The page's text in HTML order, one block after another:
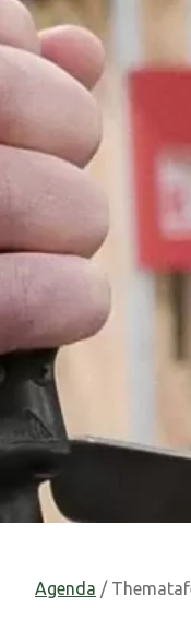
Agenda /